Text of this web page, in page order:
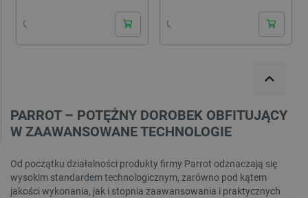
PARROT – POTĘŻNY DOROBEK OBFITUJĄCY
W ZAAWANSOWANE TECHNOLOGIE
Od początku działalności produkty firmy Parrot odznaczają się
wysokim standardem technologicznym, zarówno pod kątem
jakości wykonania, jak i stopnia zaawansowania i praktycznych